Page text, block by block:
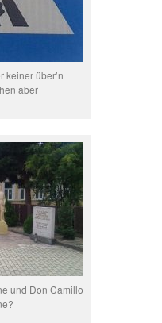
keiner über’n
aber
und Don Camillo